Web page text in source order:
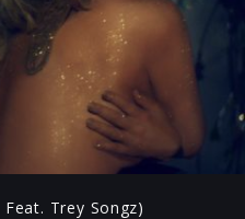
-04:14
Mute
Play
Trey Songz)